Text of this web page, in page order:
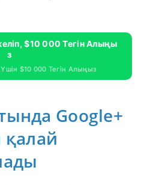
$10 000 Тегін Алыңы
З
$10 000 Тегін Алыңыз
Google+
қалай